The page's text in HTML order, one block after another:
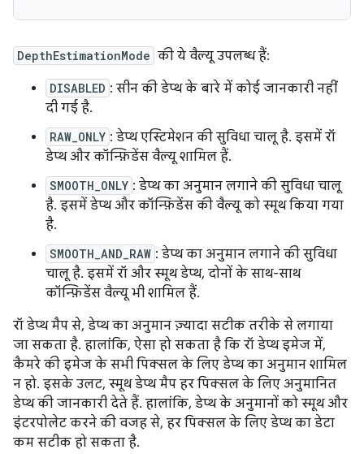
DepthEstimationMode की ये वैल्यू उपलब्ध हैं:
DISABLED : सीन की डेप्थ के बारे में कोई जानकारी नहीं
दी गई है.
RAW_ONLY : डेप्थ एस्टिमेशन की सुविधा चालू है. इसमें रॉ
डेप्थ और कॉन्फ़िडेंस वैल्यू शामिल हैं.
SMOOTH_ONLY : डेप्थ का अनुमान लगाने की सुविधा चालू
है. इसमें डेप्थ और कॉन्फ़िडेंस की वैल्यू को स्मूथ किया गया
है.
SMOOTH_AND_RAW : डेप्थ का अनुमान लगाने की सुविधा
चालू है. इसमें रॉ और स्मूथ डेप्थ, दोनों के साथ-साथ
कॉन्फ़िडेंस वैल्यू भी शामिल हैं.
रॉ डेप्थ मैप से, डेप्थ का अनुमान ज़्यादा सटीक तरीके से लगाया
जा सकता है. हालांकि, ऐसा हो सकता है कि रॉ डेप्थ इमेज में,
कैमरे की इमेज के सभी पिक्सल के लिए डेप्थ का अनुमान शामिल
न हो. इसके उलट, स्मूथ डेप्थ मैप हर पिक्सल के लिए अनुमानित
डेप्थ की जानकारी देते हैं. हालांकि, डेप्थ के अनुमानों को स्मूथ और
इंटरपोलेट करने की वजह से, हर पिक्सल के लिए डेप्थ का डेटा
कम सटीक हो सकता है.